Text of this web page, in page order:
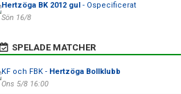
Hertzöga BK 2012 gul- Ospecificerat
Sön 16/8
SPELADE MATCHER
KF och FBK - Hertzöga Bollklubb
Ons 5/8 16:00